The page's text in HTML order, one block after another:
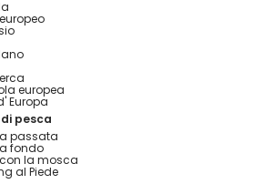
europea
Europa
pesca
passata
fondo
la mosca
al Piede